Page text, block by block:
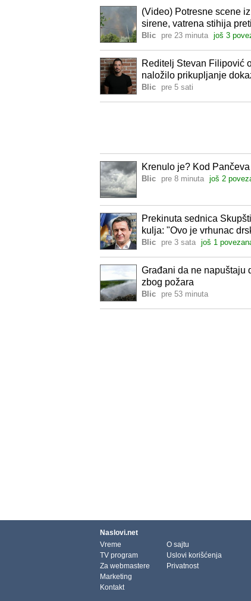
(Video) Potresne scene
sirene, vatrena stihija
terenu
Blic pre 23 minuta još 3
Reditelj Stevan Filipović
naložilo prikupljanje
Blic pre 5 sati
Krenulo je? Kod
Blic pre 8 minuta još 2
Prekinuta sednica
kulja: "Ovo je vrhunac
Blic pre 3 sata još 1
Građani da ne napuštaju
zbog požara
Blic pre 53 minuta
Naslovi.net
Vreme
TV program
Za webmastere
Marketing
Kontakt
O sajtu
Uslovi korišćenja
Privatnost